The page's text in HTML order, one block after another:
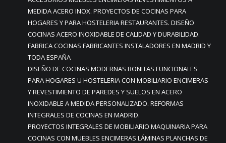
MEDIDA ACERO INOX. PROYECTOS DE COCINAS PARA
HOGARES Y PARA HOSTELERIA RESTAURANTES. DISEÑO
COCINAS ACERO INOXIDABLE DE CALIDAD Y DURABILIDAD.
FABRICA COCINAS FABRICANTES INSTALADORES EN MADRID Y
TODA ESPAÑA
DISEÑO DE COCINAS MODERNAS BONITAS FUNCIONALES
PARA HOGARES U HOSTELERIA CON MOBILIARIO ENCIMERAS
Y REVESTIMIENTO DE PAREDES Y SUELOS EN ACERO
INOXIDABLE A MEDIDA PERSONALIZADO. REFORMAS
INTEGRALES DE COCINAS EN MADRID.
PROYECTOS INTEGRALES DE MOBILIARIO MAQUINARIA PARA
COCINAS CON MUEBLES ENCIMERAS LÁMINAS PLANCHAS DE